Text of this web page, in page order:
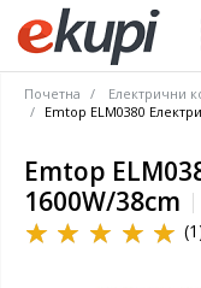
Почетна
Електрични
Emtop ELM0380
Emtop
1600W/38cm